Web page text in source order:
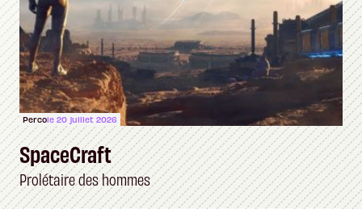
Percole 20 juillet 2026
SpaceCraft
Prolétaire des hommes